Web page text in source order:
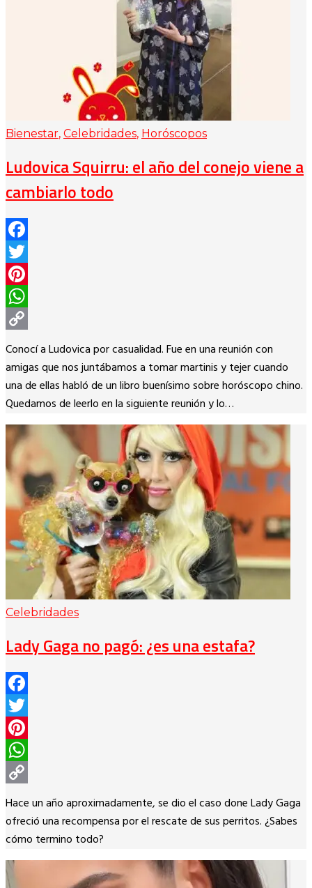
Bienestar, Celebridades, Horóscopos
Ludovica Squirru: el año del conejo viene a
cambiarlo todo
Facebook
Twitter
Pinterest
WhatsApp
Copy
Link
Conocí a Ludovica por casualidad. Fue en una reunión con
amigas que nos juntábamos a tomar martinis y tejer cuando
una de ellas habló de un libro buenísimo sobre horóscopo chino.
Quedamos de leerlo en la siguiente reunión y lo…
Celebridades
Lady Gaga no pagó: ¿es una estafa?
Facebook
Twitter
Pinterest
WhatsApp
Copy
Link
Hace un año aproximadamente, se dio el caso done Lady Gaga
ofreció una recompensa por el rescate de sus perritos. ¿Sabes
cómo termino todo?